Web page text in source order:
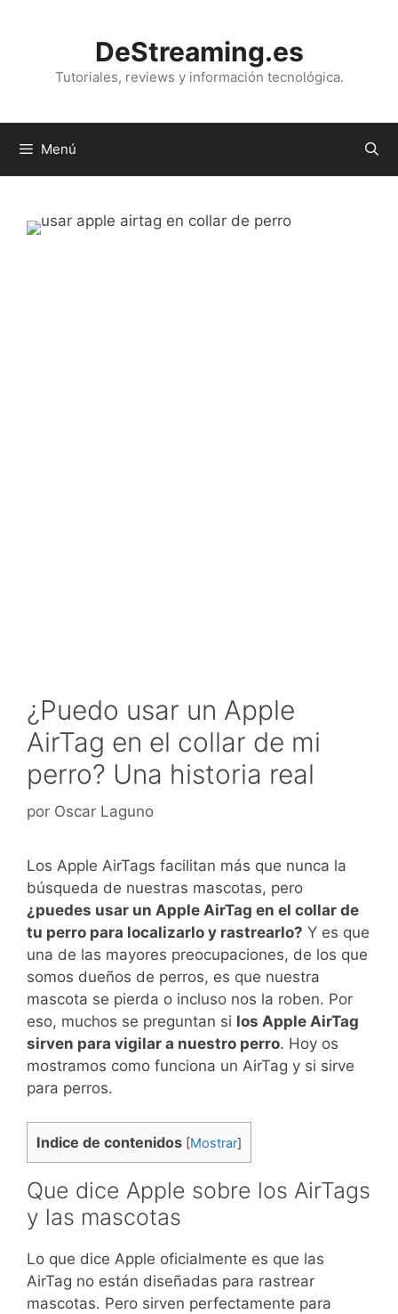
DeStreaming.es
Tutoriales, reviews y información tecnológica.
Menú
¿Puedo usar un Apple
AirTag en el collar de mi
perro? Una historia real
por Oscar Laguno
Los Apple AirTags facilitan más que nunca la
búsqueda de nuestras mascotas, pero
¿puedes usar un Apple AirTag en el collar de
tu perro para localizarlo y rastrearlo? Y es que
una de las mayores preocupaciones, de los que
somos dueños de perros, es que nuestra
mascota se pierda o incluso nos la roben. Por
eso, muchos se preguntan si los Apple AirTag
sirven para vigilar a nuestro perro. Hoy os
mostramos como funciona un AirTag y si sirve
para perros.
Indice de contenidos [Mostrar]
Que dice Apple sobre los AirTags
y las mascotas
Lo que dice Apple oficialmente es que las
AirTag no están diseñadas para rastrear
mascotas. Pero sirven perfectamente para